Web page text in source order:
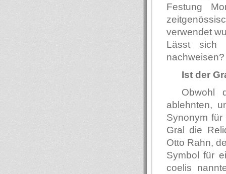
Festung
verwendet
Lässt sich
nachweisen?
Ist der
Obwohl
ablehnten,
Synonym für
Gral die
Otto Rahn,
Symbol für
coelis